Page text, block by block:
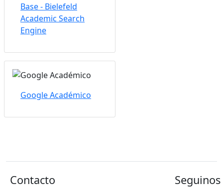
Base - Bielefeld
Academic Search
Engine
Google Académico
Contacto